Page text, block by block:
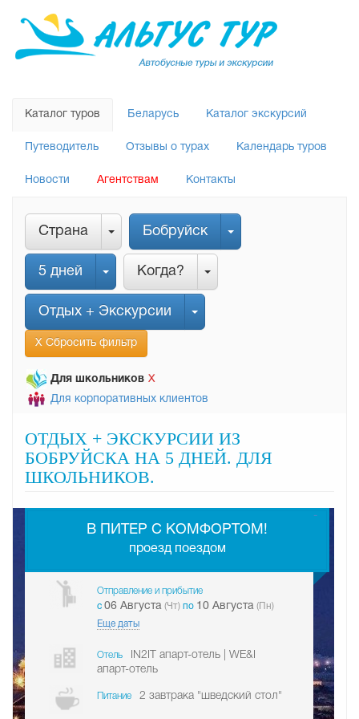
Каталог туров Беларусь Каталог экскурсий
Путеводитель Отзывы о турах Календарь туров
Новости Агентствам Контакты
Страна Бобруйск
5 дней Когда?
Отдых + Экскурсии
Х Сбросить фильтр
Для школьников Х
Для корпоративных клиентов
ОТДЫХ + ЭКСКУРСИИ ИЗ
БОБРУЙСКА НА 5 ДНЕЙ. ДЛЯ
ШКОЛЬНИКОВ.
В ПИТЕР С КОМФОРТОМ!
проезд поездом
Отправление и прибытие
c 06 Августа (Чт) по 10 Августа (Пн)
Еще даты
Отель
IN2IT апарт-отель | WE&I
апарт-отель
Питание 2 завтрака "шведский стол"
-